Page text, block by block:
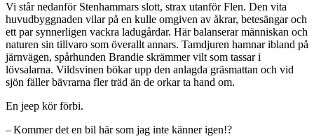
Vi står nedanför Stenhammars slott, strax utanför Flen. Den vita
huvudbyggnaden vilar på en kulle omgiven av åkrar, betesängar och
ett par synnerligen vackra ladugårdar. Här balanserar människan och
naturen sin tillvaro som överallt annars. Tamdjuren hamnar ibland på
järnvägen, spårhunden Brandie skrämmer vilt som tassar i
lövsalarna. Vildsvinen bökar upp den anlagda gräsmattan och vid
sjön fäller bävrarna fler träd än de orkar ta hand om.
En jeep kör förbi.
– Kommer det en bil här som jag inte känner igen!?